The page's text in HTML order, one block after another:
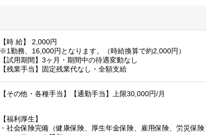
【時 給】 2,000円
※1勤務、16,000円となります。（時給換算で約2,000円）
【試用期間】3ヶ月・期間中の待遇変動なし
【残業手当】固定残業代なし・全額支給
【その他・各種手当】【通勤手当】上限30,000円/月
【福利厚生】
・社会保険完備（健康保険、厚生年金保険、雇用保険、労災保険